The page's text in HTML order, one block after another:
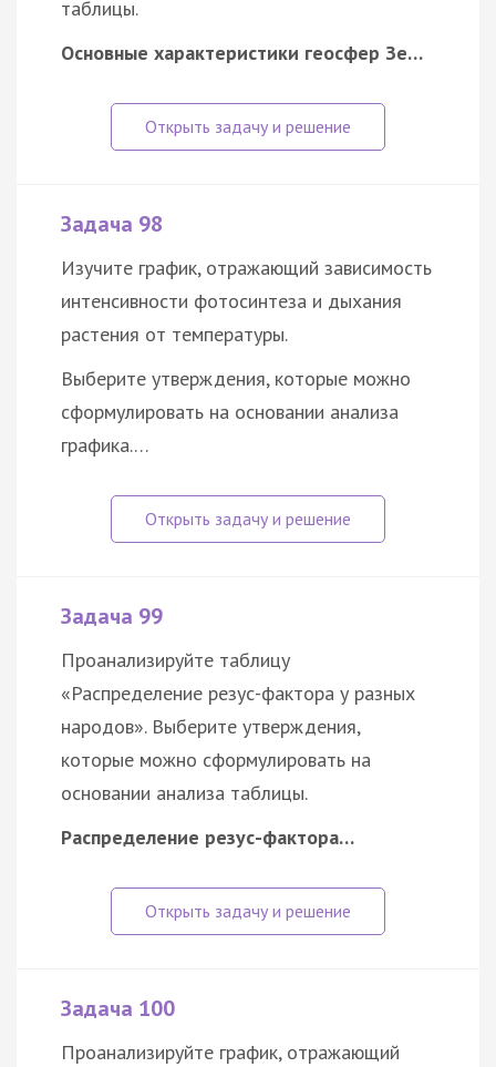
таблицы.
Основные характеристики геосфер Зе…
Задача 98
Изучите график, отражающий зависимость
интенсивности фотосинтеза и дыхания
растения от температуры.
Выберите утверждения, которые можно
сформулировать на основании анализа
графика.…
Задача 99
Проанализируйте таблицу
«Распределение резус-фактора у разных
народов». Выберите утверждения,
которые можно сформулировать на
основании анализа таблицы.
Распределение резус-фактора…
Задача 100
Проанализируйте график, отражающий